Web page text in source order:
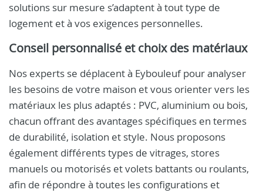
solutions sur mesure s’adaptent à tout type de
logement et à vos exigences personnelles.
Conseil personnalisé et choix des matériaux
Nos experts se déplacent à Eybouleuf pour analyser
les besoins de votre maison et vous orienter vers les
matériaux les plus adaptés : PVC, aluminium ou bois,
chacun offrant des avantages spécifiques en termes
de durabilité, isolation et style. Nous proposons
également différents types de vitrages, stores
manuels ou motorisés et volets battants ou roulants,
afin de répondre à toutes les configurations et